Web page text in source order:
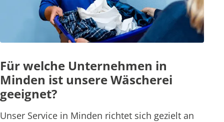
Für welche Unternehmen in
Minden ist unsere Wäscherei
geeignet?
Unser Service in Minden richtet sich gezielt an